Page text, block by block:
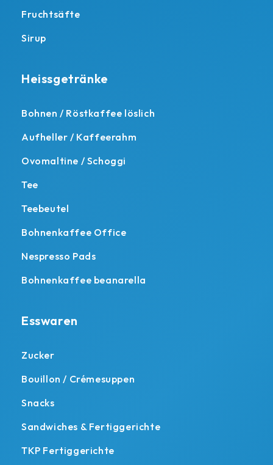
Fruchtsäfte
Sirup
Heissgetränke
Bohnen / Röstkaffee löslich
Aufheller / Kaffeerahm
Ovomaltine / Schoggi
Tee
Teebeutel
Bohnenkaffee Office
Nespresso Pads
Bohnenkaffee beanarella
Esswaren
Zucker
Bouillon / Crémesuppen
Snacks
Sandwiches & Fertiggerichte
TKP Fertiggerichte